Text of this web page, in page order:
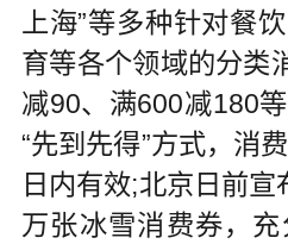
上海”等多种针对餐
育等各个领域的分类
减90、满600减180
“先到先得”方式，消
日内有效;北京日前
万张冰雪消费券，